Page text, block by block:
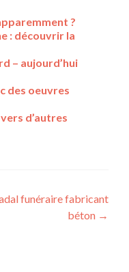
?
: découvrir la
– aujourd’hui
des oeuvres
d’autres
funéraire fabricant
béton →